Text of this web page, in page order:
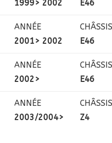
1999> 2002
E46
ANNÉE
2001> 2002
CHÂSSIS
E46
ANNÉE
2002>
CHÂSSIS
E46
ANNÉE
2003/2004>
CHÂSSIS
Z4